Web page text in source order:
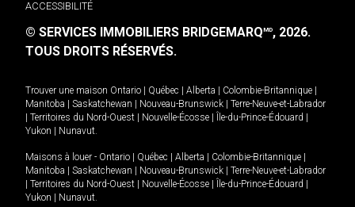
ACCESSIBILITÉ
© SERVICES IMMOBILIERS BRIDGEMARQMD, 2026.
TOUS DROITS RÉSERVÉS.
Trouver une maison Ontario Québec Alberta Colombie-Britannique
Manitoba
Saskatchewan Nouveau-Brunswick
Terre-Neuve-et-Labrador
Territoires du Nord-Ouest Nouvelle-Écosse Île-du-Prince-Édouard
Yukon
Nunavut.
Maisons à louer - Ontario Québec Alberta Colombie-Britannique
Manitoba
Saskatchewan Nouveau-Brunswick
Terre-Neuve-et-Labrador
Territoires du Nord-Ouest Nouvelle-Écosse Île-du-Prince-Édouard
Yukon
Nunavut.